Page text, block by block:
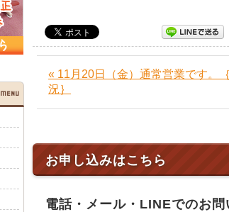
« 11月20日（金）通常営業です。
況｝
お申し込みはこちら
電話・メール・LINEでのお問
MENU